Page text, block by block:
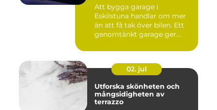
Att bygga garage i
Eskilstuna handlar om mer
än att få tak över bilen. Ett
genomtänkt garage ger
02. jul
Utforska skönheten och
mångsidigheten av
terrazzo